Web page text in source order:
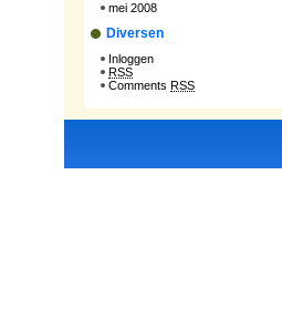
mei 2008
Diversen
Inloggen
RSS
Comments RSS